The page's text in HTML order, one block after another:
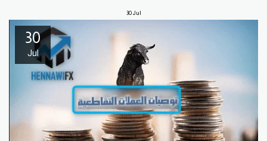
30Jul
30
Jul